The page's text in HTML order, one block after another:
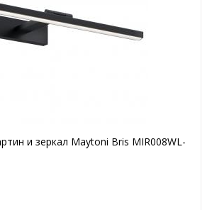
и зеркал Maytoni Bris MIR008WL-